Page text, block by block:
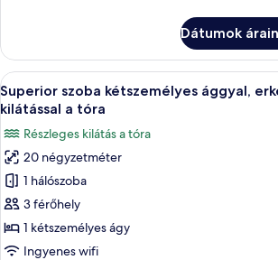
a
kertre
további
részletei
Dátumok
A
következő
összes
képének
megtekintése:
Superior
szoba
kétszemélyes
Egy szoba,
6
Superior szoba kétszemélyes ággyal,
kilátással a tóra
Részleges kilátás a tóra
20 négyzetméter
1 hálószoba
3 férőhely
1 kétszemélyes ágy
Ingyenes wifi